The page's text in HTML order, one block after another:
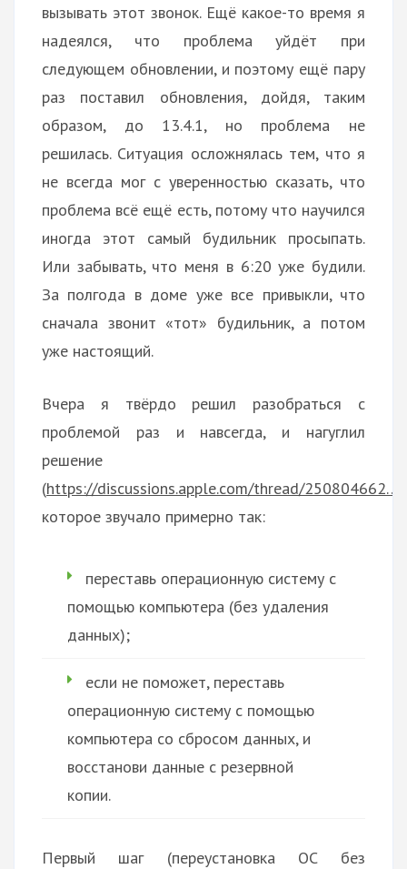
вызывать этот звонок. Ещё какое-то время я
надеялся, что проблема уйдёт при
следующем обновлении, и поэтому ещё пару
раз поставил обновления, дойдя, таким
образом, до 13.4.1, но проблема не
решилась. Ситуация осложнялась тем, что я
не всегда мог с уверенностью сказать, что
проблема всё ещё есть, потому что научился
иногда этот самый будильник просыпать.
Или забывать, что меня в 6:20 уже будили.
За полгода в доме уже все привыкли, что
сначала звонит «тот» будильник, а потом
уже настоящий.
Вчера я твёрдо решил разобраться с
проблемой раз и навсегда, и нагуглил
решение
(https://discussions.apple.com/thread/250804662…
которое звучало примерно так:
переставь операционную систему с
помощью компьютера (без удаления
данных);
если не поможет, переставь
операционную систему с помощью
компьютера со сбросом данных, и
восстанови данные с резервной
копии.
Первый шаг (переустановка ОС без